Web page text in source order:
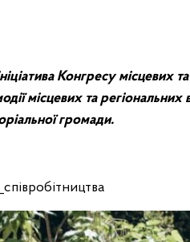
Конгресу місцевих
місцевих та
громади.